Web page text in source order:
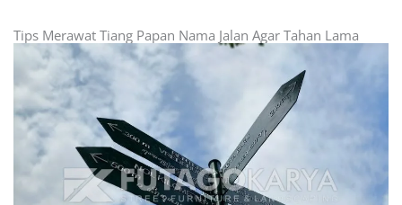
Tips Merawat Tiang Papan Nama Jalan Agar Tahan Lama